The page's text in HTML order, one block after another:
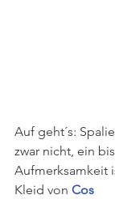
Auf geht´s:
zwar nicht, ein
Aufmerksamkeit
Kleid von Cos